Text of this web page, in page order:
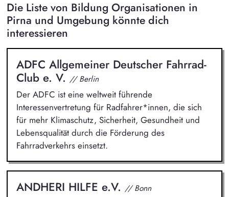
Die Liste von Bildung Organisationen in
Pirna und Umgebung könnte dich
interessieren
ADFC Allgemeiner Deutscher Fahrrad-
Club e. V. // Berlin
Der ADFC ist eine weltweit führende
Interessenvertretung für Radfahrer*innen, die sich
für mehr Klimaschutz, Sicherheit, Gesundheit und
Lebensqualität durch die Förderung des
Fahrradverkehrs einsetzt.
ANDHERI HILFE e.V. // Bonn